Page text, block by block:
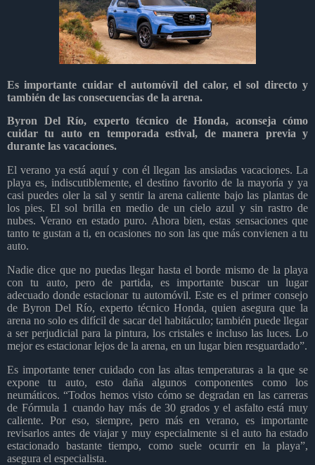
Es importante cuidar el automóvil del calor, el sol directo y
también de las consecuencias de la arena.
Byron Del Río, experto técnico de Honda, aconseja cómo
cuidar tu auto en temporada estival, de manera previa y
durante las vacaciones.
El verano ya está aquí y con él llegan las ansiadas vacaciones. La
playa es, indiscutiblemente, el destino favorito de la mayoría y ya
casi puedes oler la sal y sentir la arena caliente bajo las plantas de
los pies. El sol brilla en medio de un cielo azul y sin rastro de
nubes. Verano en estado puro. Ahora bien, estas sensaciones que
tanto te gustan a ti, en ocasiones no son las que más convienen a tu
auto.
Nadie dice que no puedas llegar hasta el borde mismo de la playa
con tu auto, pero de partida, es importante buscar un lugar
adecuado donde estacionar tu automóvil. Este es el primer consejo
de Byron Del Río, experto técnico Honda, quien asegura que la
arena no solo es difícil de sacar del habitáculo; también puede llegar
a ser perjudicial para la pintura, los cristales e incluso las luces. Lo
mejor es estacionar lejos de la arena, en un lugar bien resguardado”.
Es importante tener cuidado con las altas temperaturas a la que se
expone tu auto, esto daña algunos componentes como los
neumáticos. “Todos hemos visto cómo se degradan en las carreras
de Fórmula 1 cuando hay más de 30 grados y el asfalto está muy
caliente. Por eso, siempre, pero más en verano, es importante
revisarlos antes de viajar y muy especialmente si el auto ha estado
estacionado bastante tiempo, como suele ocurrir en la playa”,
asegura el especialista.